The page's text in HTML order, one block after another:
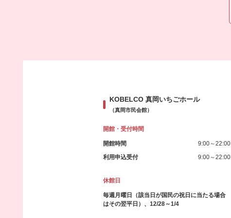
KOBELCO 真岡いちごホール
（真岡市民会館）
開館・受付時間
開館時間
9:00～22:00
利用申込受付
9:00～22:00
休館日
毎週月曜日（該当日が国民の祝日に当たる場合
はその翌平日）、12/28～1/4